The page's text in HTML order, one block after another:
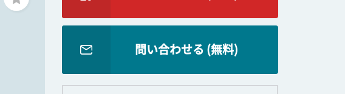
問い合わせる (無料)